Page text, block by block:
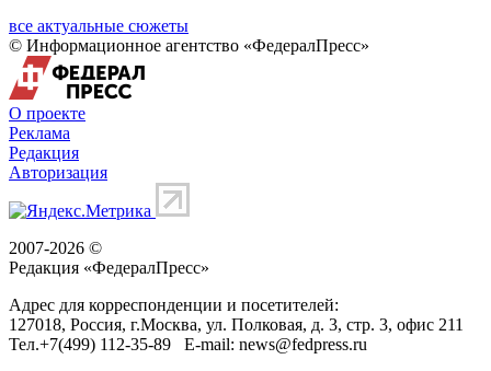
все актуальные сюжеты
© Информационное агентство «ФедералПресс»
О проекте
Реклама
Редакция
Авторизация
2007-2026 ©
Редакция «ФедералПресс»
Адрес для корреспонденции и посетителей:
127018, Россия, г.Москва, ул. Полковая, д. 3, стр. 3, офис 211
Тел.+7(499) 112-35-89 E-mail: news@fedpress.ru